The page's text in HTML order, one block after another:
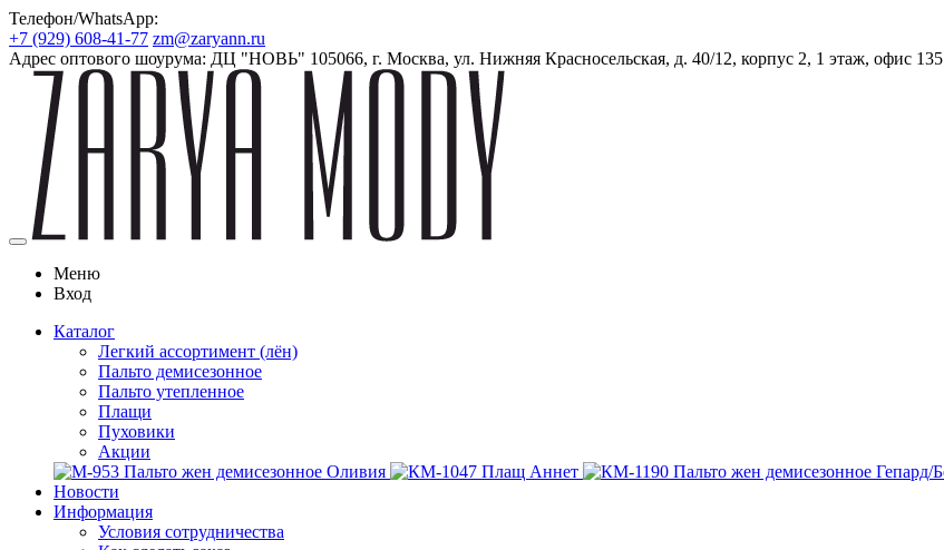
Телефон/WhatsApp:
+7 (929) 608-41-77 zm@zaryann.ru
Адрес оптового шоурума: ДЦ "НОВЬ" 105066, г. Москва, ул. Нижняя Красносельская, д. 40/12, корпус 2, 1 этаж, офис 135
Меню
Вход
Каталог
Легкий ассортимент (лён)
Пальто демисезонное
Пальто утепленное
Плащи
Пуховики
Акции
Новости
Информация
Условия сотрудничества